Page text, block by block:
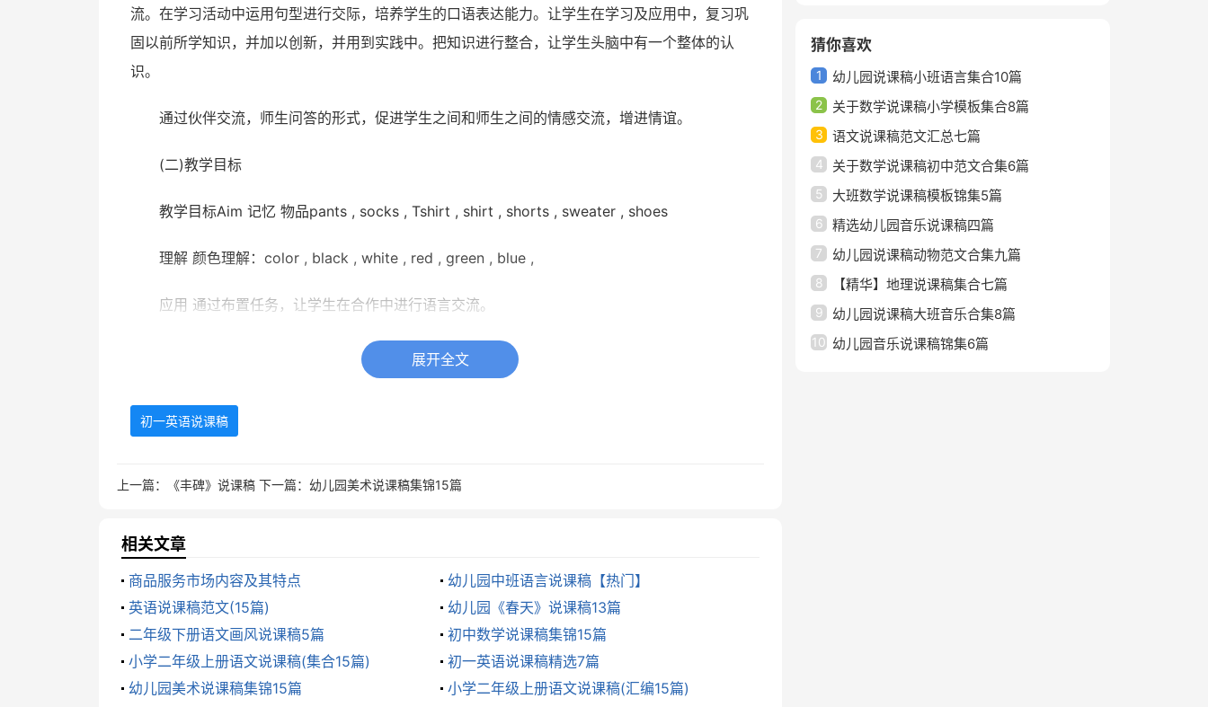
流。在学习活动中运用句型进行交际，培养学生的口语表达能力。让学生在学习及应用中，复习巩
固以前所学知识，并加以创新，并用到实践中。把知识进行整合，让学生头脑中有一个整体的认
识。
通过伙伴交流，师生问答的形式，促进学生之间和师生之间的情感交流，增进情谊。
(二)教学目标
教学目标Aim 记忆 物品pants , socks , Tshirt , shirt , shorts , sweater , shoes
理解 颜色理解：color , black , white , red , green , blue ,
应用 通过布置任务，让学生在合作中进行语言交流。
德育 培养学生的合作精神，以及通过任务完成，学习勤俭节约的品德。
重点Importance Learn to ask about prices . 学习询问物品价格。
难点Difficulty Learn to talk about clothing . 学习谈论衣物，例如颜色、大小等。活动中运
二、教法渗透
本课主要运用“任务型教学法”，采用多媒体教学，并辅助于TPR(全身反映教学法)、情景交际
教学法和游戏活动。
展开全文
初一英语说课稿
上一篇： 《丰碑》说课稿 下一篇： 幼儿园美术说课稿集锦15篇
相关文章
商品服务市场内容及其特点
幼儿园中班语言说课稿【热门】
英语说课稿范文(15篇)
幼儿园《春天》说课稿13篇
二年级下册语文画风说课稿5篇
初中数学说课稿集锦15篇
小学二年级上册语文说课稿(集合15篇)
初一英语说课稿精选7篇
幼儿园美术说课稿集锦15篇
小学二年级上册语文说课稿(汇编15篇)
猜你喜欢
1 幼儿园说课稿小班语言集合10篇
2 关于数学说课稿小学模板集合8篇
3 语文说课稿范文汇总七篇
4 关于数学说课稿初中范文合集6篇
5 大班数学说课稿模板锦集5篇
6 精选幼儿园音乐说课稿四篇
7 幼儿园说课稿动物范文合集九篇
8 【精华】地理说课稿集合七篇
9 幼儿园说课稿大班音乐合集8篇
10 幼儿园音乐说课稿锦集6篇